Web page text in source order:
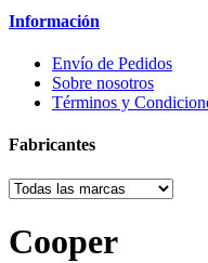
Información
Envío de Pedidos
Sobre nosotros
Términos y
Fabricantes
Cooper